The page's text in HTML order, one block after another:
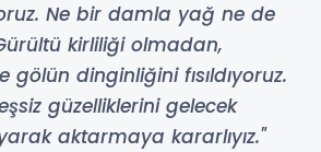
Ne bir damla yağ ne de
kirliliği olmadan,
gölün dinginliğini fısıldıyoruz.
güzelliklerini gelecek
aktarmaya kararlıyız."